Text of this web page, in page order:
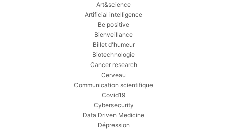
Art&science
Artificial intelligence
Be positive
Bienveillance
Billet d'humeur
Biotechnologie
Cancer research
Cerveau
Communication scientifique
Covid19
Cybersecurity
Data Driven Medicine
Dépression